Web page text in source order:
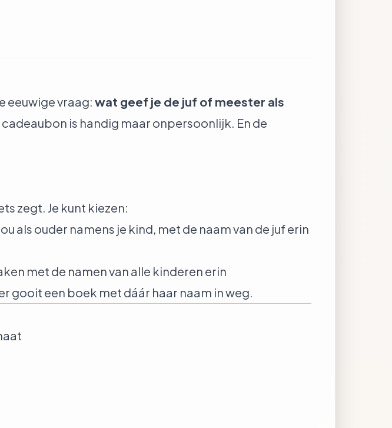
eeuwige vraag: wat geef je de juf of meester als
is handig maar onpersoonlijk. En de
zegt. Je kunt kiezen:
als ouder namens je kind, met de naam van de juf erin
met de namen van alle kinderen erin
gooit een boek met dáár haar naam in weg.